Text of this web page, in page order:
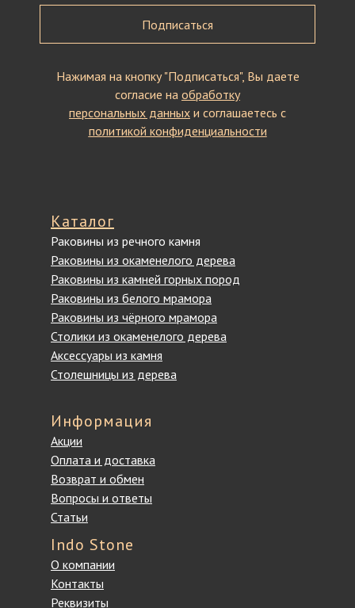
Подписаться
Нажимая на кнопку "Подписаться", Вы даете
согласие на обработку
персональных данных и соглашаетесь c
политикой конфиденциальности
Каталог
Раковины из речного камня
Раковины из окаменелого дерева
Раковины из камней горных пород
Раковины из белого мрамора
Раковины из чёрного мрамора
Столики из окаменелого дерева
Аксессуары из камня
Столешницы из дерева
Информация
Акции
Оплата и доставка
Возврат и обмен
Вопросы и ответы
Статьи
Indo Stone
О компании
Контакты
Реквизиты